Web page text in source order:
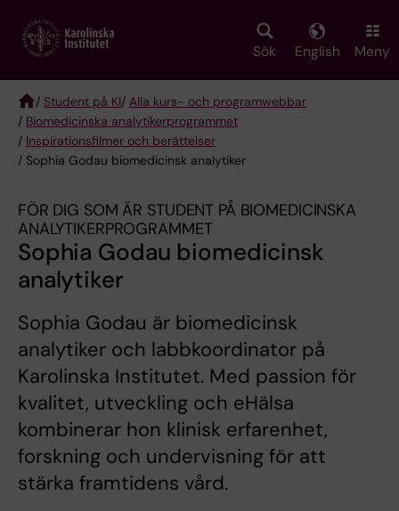
main
Sök English Meny
Breadcrumb
/ Student på KI/ Alla kurs- och programwebbar
/ Biomedicinska analytikerprogrammet
/ Inspirationsfilmer och berättelser
/ Sophia Godau biomedicinsk analytiker
FÖR DIG SOM ÄR STUDENT PÅ BIOMEDICINSKA
ANALYTIKERPROGRAMMET
Sophia Godau biomedicinsk
analytiker
Sophia Godau är biomedicinsk
analytiker och labbkoordinator på
Karolinska Institutet. Med passion för
kvalitet, utveckling och eHälsa
kombinerar hon klinisk erfarenhet,
forskning och undervisning för att
stärka framtidens vård.